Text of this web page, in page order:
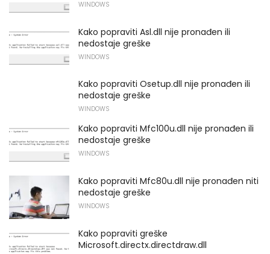
WINDOWS
Kako popraviti Asl.dll nije pronađen ili
nedostaje greške
WINDOWS
Kako popraviti Osetup.dll nije pronađen ili
nedostaje greške
WINDOWS
Kako popraviti Mfc100u.dll nije pronađen ili
nedostaje greške
WINDOWS
Kako popraviti Mfc80u.dll nije pronađen niti
nedostaje greške
WINDOWS
Kako popraviti greške
Microsoft.directx.directdraw.dll